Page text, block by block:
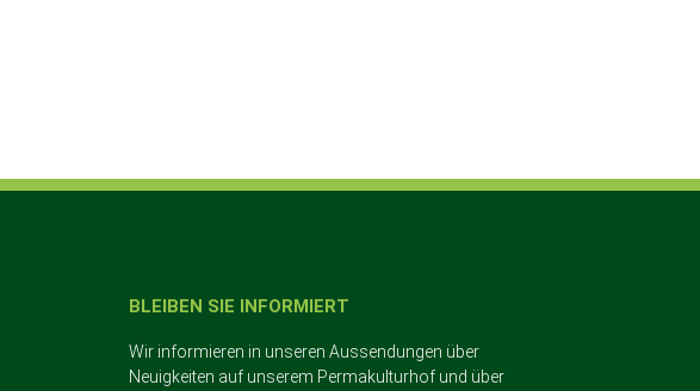
BLEIBEN SIE INFORMIERT
Wir informieren in unseren Aussendungen über
Neuigkeiten auf unserem Permakulturhof und über